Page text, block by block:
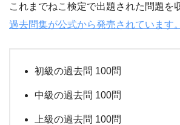
これまでねこ検定で出題された問題を
過去問集が公式から発売されています。
初級の過去問 100問
中級の過去問 100問
上級の過去問 100問